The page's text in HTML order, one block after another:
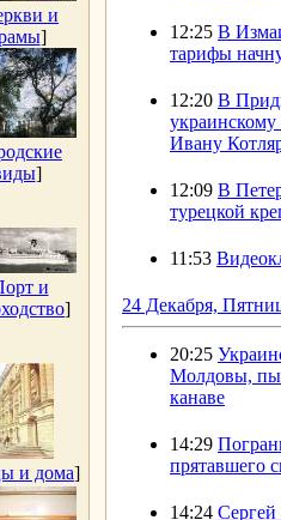
и
]
]
и
]
и дома]
12:25 В
тарифы
12:20 В
Ивану
12:09 В
турецкой
11:53
24 Декабря,
20:25
Молдовы,
канаве
14:29
прятавшего
14:24